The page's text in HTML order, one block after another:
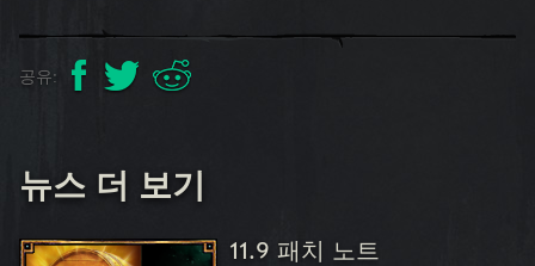
공유:
뉴스 더 보기
11.9 패치 노트